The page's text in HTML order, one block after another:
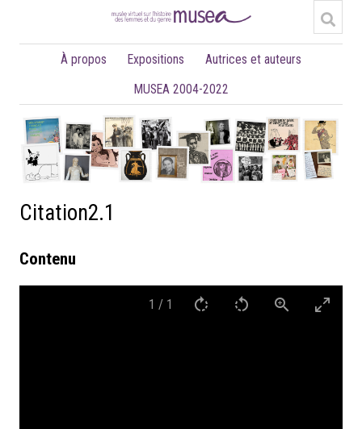
À propos Expositions
Autrices et auteurs
MUSEA 2004-2022
Citation2.1
Contenu
1 / 1